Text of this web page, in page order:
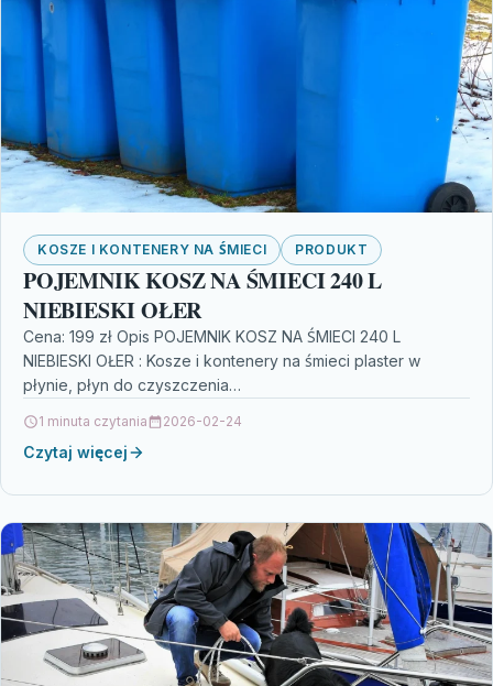
KOSZE I KONTENERY NA ŚMIECI PRODUKT
POJEMNIK KOSZ NA ŚMIECI 240 L
NIEBIESKI OŁER
Cena: 199 zł Opis POJEMNIK KOSZ NA ŚMIECI 240 L
NIEBIESKI OŁER : Kosze i kontenery na śmieci plaster w
płynie, płyn do czyszczenia…
1 minuta czytania 2026-02-24
Czytaj więcej